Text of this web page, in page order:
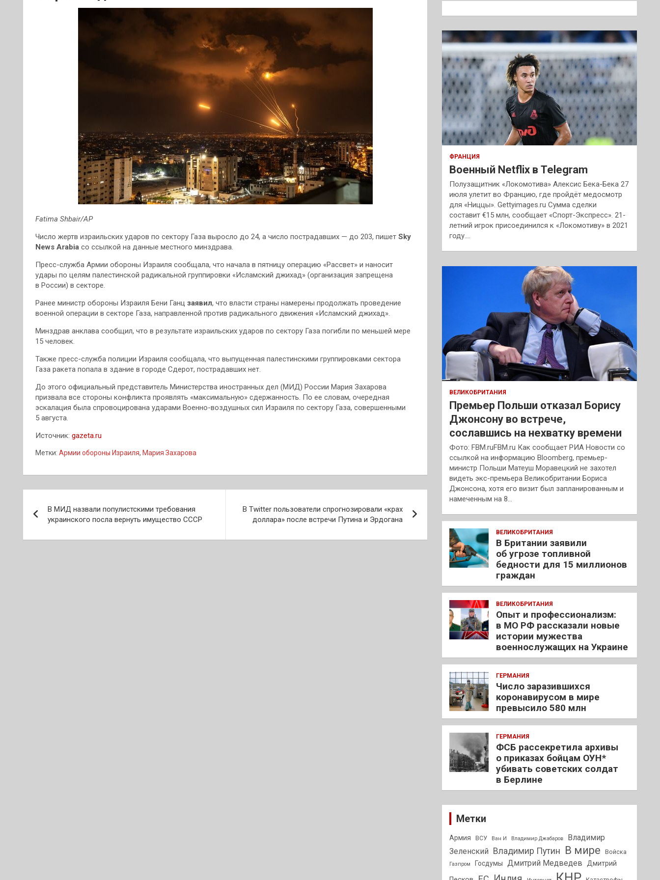
Fatima Shbair/AP
Число жертв израильских ударов по сектору Газа выросло до 24, а число пострадавших — до 203, пишет Sky
News Arabia со ссылкой на данные местного минздрава.
Пресс-служба Армии обороны Израиля сообщала, что начала в пятницу операцию «Рассвет» и наносит
удары по целям палестинской радикальной группировки «Исламский джихад» (организация запрещена
в России) в секторе.
Ранее министр обороны Израиля Бени Ганц заявил, что власти страны намерены продолжать проведение
военной операции в секторе Газа, направленной против радикального движения «Исламский джихад».
Минздрав анклава сообщил, что в результате израильских ударов по сектору Газа погибли по меньшей мере
15 человек.
Также пресс-служба полиции Израиля сообщала, что выпущенная палестинскими группировками сектора
Газа ракета попала в здание в городе Сдерот, пострадавших нет.
До этого официальный представитель Министерства иностранных дел (МИД) России Мария Захарова
призвала все стороны конфликта проявлять «максимальную» сдержанность. По ее словам, очередная
эскалация была спровоцирована ударами Военно-воздушных сил Израиля по сектору Газа, совершенными
5 августа.
Источник: gazeta.ru
Метки: Армии обороны Израиля, Мария Захарова
по
записям
В МИД назвали популистскими требования
украинского посла вернуть имущество СССР
В Twitter пользователи спрогнозировали «крах
доллара» после встречи Путина и Эрдогана
к
ФРАНЦИЯ
Военный Netflix в Telegram
Полузащитник «Локомотива» Алексис Бека-Бека 27
июля улетит во Францию, где пройдёт медосмотр
для «Ниццы». Gettyimages.ru Сумма сделки
составит €15 млн, сообщает «Спорт-Экспресс». 21-
летний игрок присоединился к «Локомотиву» в 2021
году.…
ВЕЛИКОБРИТАНИЯ
Премьер Польши отказал Борису
Джонсону во встрече,
сославшись на нехватку времени
Фото: FBM.ruFBM.ru Как сообщает РИА Новости со
ссылкой на информацию Bloomberg, премьер-
министр Польши Матеуш Моравецкий не захотел
видеть экс-премьера Великобритании Бориса
Джонсона, хотя его визит был запланированным и
намеченным на 8…
ВЕЛИКОБРИТАНИЯ
В Британии заявили
об угрозе топливной
бедности для 15 миллионов
граждан
ВЕЛИКОБРИТАНИЯ
Опыт и профессионализм:
в МО РФ рассказали новые
истории мужества
военнослужащих на Украине
ГЕРМАНИЯ
Число заразившихся
коронавирусом в мире
превысило 580 млн
ГЕРМАНИЯ
ФСБ рассекретила архивы
о приказах бойцам ОУН*
убивать советских солдат
в Берлине
Метки
Армия ВСУ Ван И Владимир Джабаров
Владимир
Зеленский
Владимир Путин В мире Войска
Газпром Госдумы Дмитрий Медведев
Дмитрий